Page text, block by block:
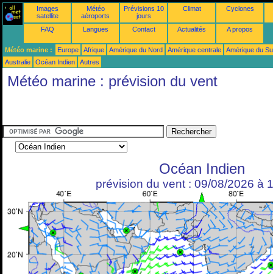
Images
satellite
Météo
aéroports
Prévisions 10
jours
Climat Cyclones
FAQ Langues Contact Actualités A propos
Météo marine : Europe Afrique Amérique du Nord Amérique centrale
Amérique du
Australie
Océan Indien Autres
Météo marine : prévision du vent
Océan Indien
prévision du vent : 09/08/2026 à